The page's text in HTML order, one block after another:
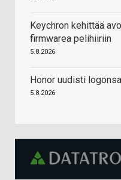
Keychron kehittää
firmwarea pelihiiriin
5.8.2026
Honor uudisti logonsa
5.8.2026